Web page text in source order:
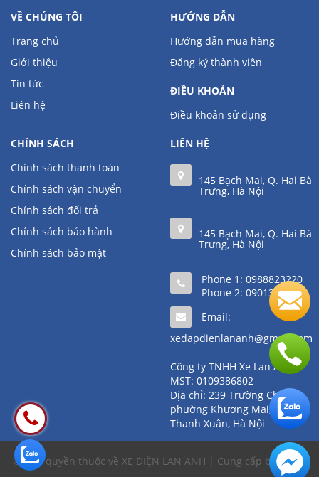
VỀ CHÚNG TÔI
Trang chủ
Giới thiệu
Tin tức
Liên hệ
HƯỚNG DẪN
Hướng dẫn mua hàng
Đăng ký thành viên
ĐIỀU KHOẢN
Điều khoản sử dụng
CHÍNH SÁCH
Chính sách thanh toán
Chính sách vận chuyển
Chính sách đổi trả
Chính sách bảo hành
Chính sách bảo mật
LIÊN HỆ
145 Bạch Mai, Q. Hai Bà
Trưng, Hà Nội
145 Bạch Mai, Q. Hai Bà
Trưng, Hà Nội
Phone 1: 0988823220
Phone 2: 0901361111
Email:
xedapdienlananh@gmail.com
Công ty TNHH Xe Lan Anh
MST: 0109386802
Địa chỉ: 239 Trường Chinh,
phường Khương Mai, quận
Thanh Xuân, Hà Nội
© Bản quyền thuộc về XE ĐIỆN LAN ANH | Cung cấp bởiSapo